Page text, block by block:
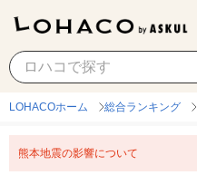
剣道
LOHACOホーム 総合ランキング
熊本地震の影響について